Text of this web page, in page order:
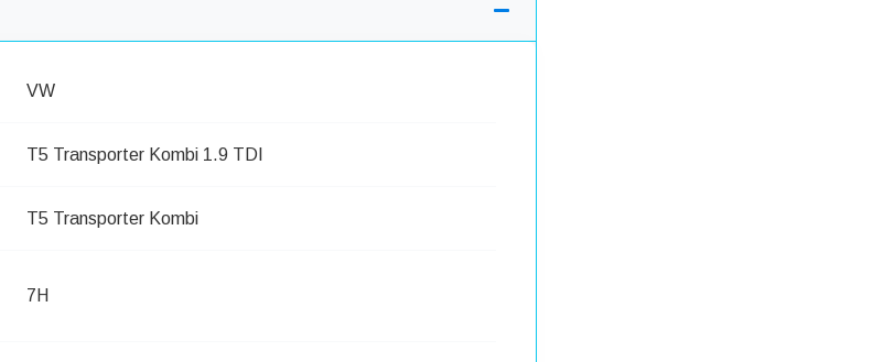
VW
T5 Transporter Kombi 1.9 TDI
T5 Transporter Kombi
7H